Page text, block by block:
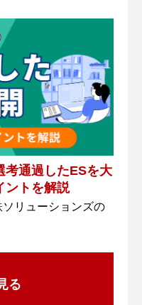
考通過したESを大
ントを解説
リューションズの
る